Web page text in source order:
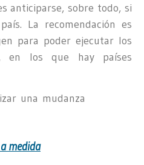
anticiparse, sobre todo, si
La recomendación es
para poder ejecutar los
en los que hay países
medida